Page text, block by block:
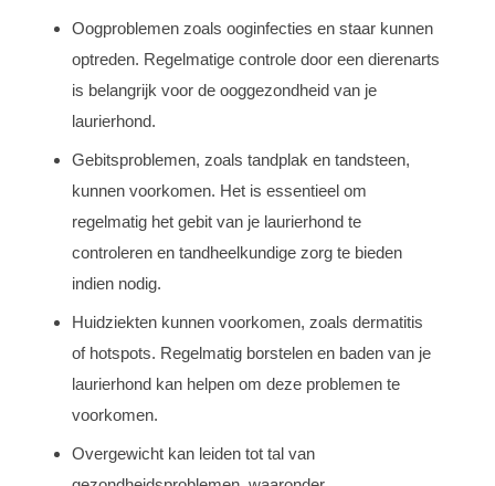
Oogproblemen zoals ooginfecties en staar kunnen
optreden. Regelmatige controle door een dierenarts
is belangrijk voor de ooggezondheid van je
laurierhond.
Gebitsproblemen, zoals tandplak en tandsteen,
kunnen voorkomen. Het is essentieel om
regelmatig het gebit van je laurierhond te
controleren en tandheelkundige zorg te bieden
indien nodig.
Huidziekten kunnen voorkomen, zoals dermatitis
of hotspots. Regelmatig borstelen en baden van je
laurierhond kan helpen om deze problemen te
voorkomen.
Overgewicht kan leiden tot tal van